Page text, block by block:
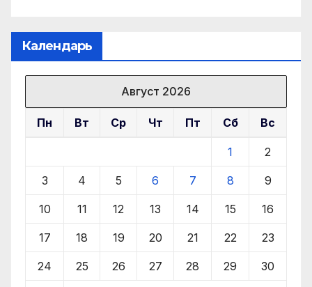
Календарь
Август 2026
Пн Вт Ср Чт Пт Сб Вс
1 2
3 4 5 6 7 8 9
10 11 12 13 14 15 16
17 18 19 20 21 22 23
24 25 26 27 28 29 30